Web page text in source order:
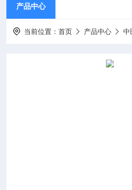
产品中心
当前位置：首页 产品中心 中